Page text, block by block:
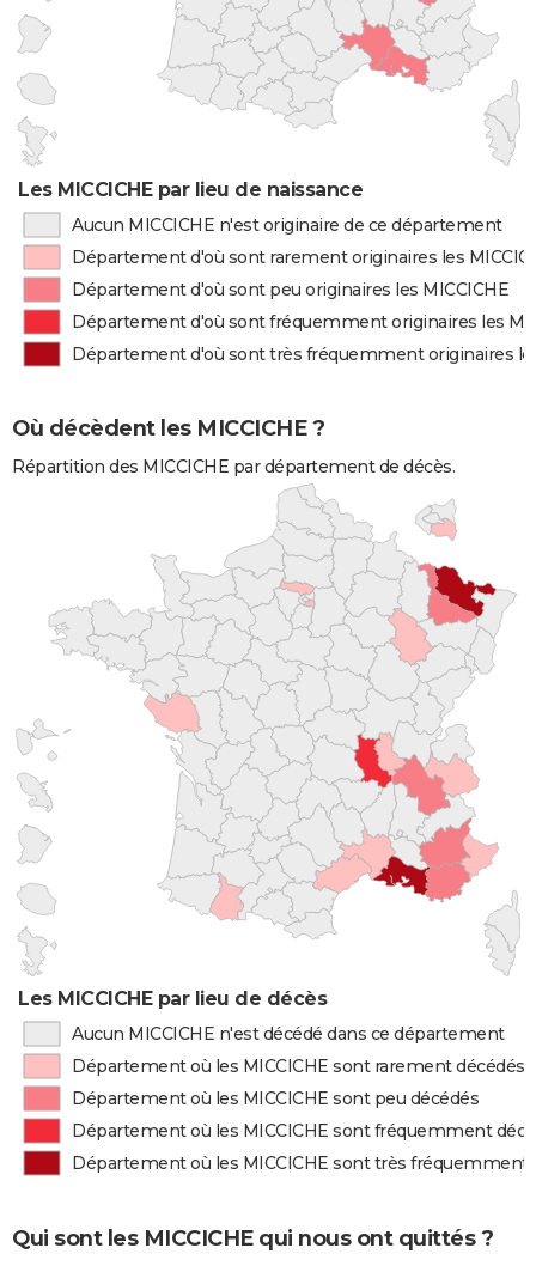
Les MICCICHE par lieu de naissance
Aucun MICCICHE n'est originaire de ce département
Département d'où sont rarement originaires les
Département d'où sont peu originaires les MICCICHE
Département d'où sont fréquemment originaires les
Département d'où sont très fréquemment originaires
Où décèdent les MICCICHE ?
Répartition des MICCICHE par département de décès.
Les MICCICHE par lieu de décès
Aucun MICCICHE n'est décédé dans ce département
Département où les MICCICHE sont rarement décédés
Département où les MICCICHE sont peu décédés
Département où les MICCICHE sont fréquemment
Département où les MICCICHE sont très fréquemment
Qui sont les MICCICHE qui nous ont quittés ?